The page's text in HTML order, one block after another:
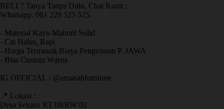
BELI ? Tanya Tanya Dulu, Chat Kami :
Whatsapp. 081 229 525 525
- Material Kayu Mahoni Solid
- Cat Halus, Rapi
- Harga Termasuk Biaya Pengiriman P. JAWA
- Bisa Custom Warna
IG OFFICIAL : @amanahfurniture
📍 Lokasi :
Desa Sekuro RT 08/RW 02